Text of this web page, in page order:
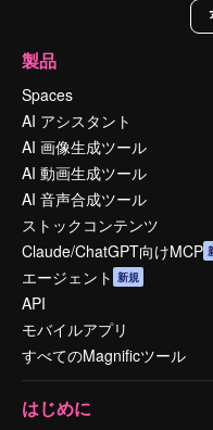
製品
Spaces
AI アシスタント
AI 画像生成ツール
AI 動画生成ツール
AI 音声合成ツール
ストックコンテンツ
Claude/ChatGPT向けMCP
エージェント 新規
API
モバイルアプリ
すべてのMagnificツール
はじめに